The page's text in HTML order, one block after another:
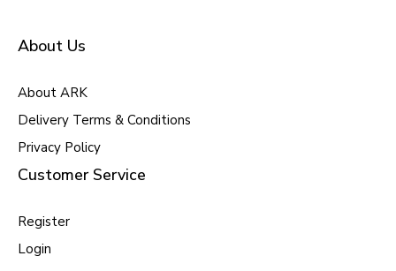
About Us
About ARK
Delivery Terms & Conditions
Privacy Policy
Customer Service
Register
Login